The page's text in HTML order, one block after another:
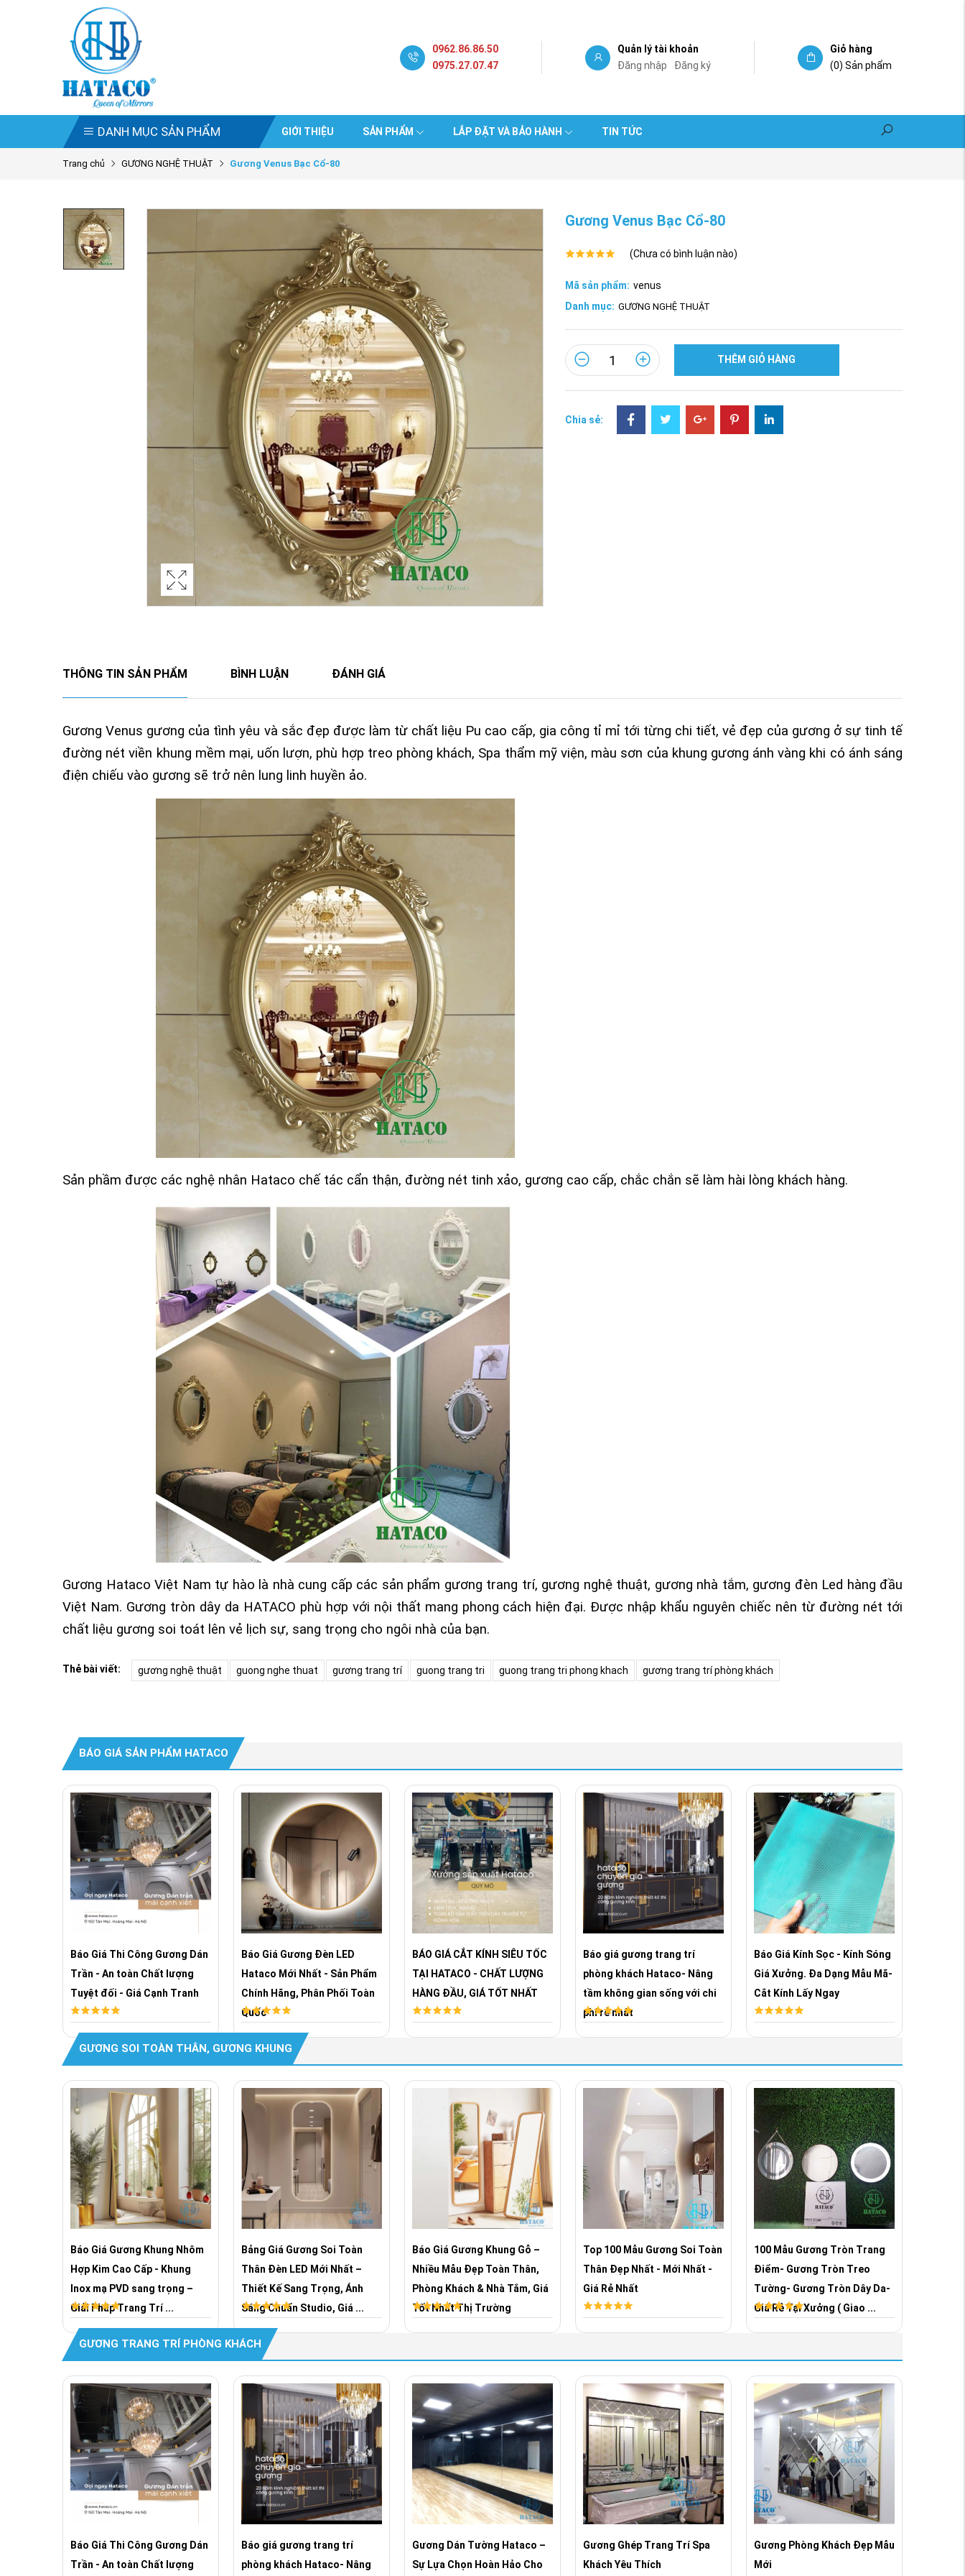
0962.86.86.50
0975.27.07.47
Quản lý tài khoản
Đăng nhập
Đăng ký
Giỏ hàng
(0) Sản phẩm
DANH MỤC SẢN PHẨM GIỚI THIỆU SẢN PHẨM LẮP ĐẶT VÀ BẢO HÀNH TIN TỨC
Trang chủ GƯƠNG NGHỆ THUẬT Gương Venus Bạc Cổ-80
Gương Venus Bạc Cổ-80
(Chưa có bình luận nào)
Mã sản phẩm: venus
Danh mục: GƯƠNG NGHỆ THUẬT
THÊM GIỎ HÀNG
Chia sẻ:
THÔNG TIN SẢN PHẨM BÌNH LUẬN ĐÁNH GIÁ
Gương Venus gương của tình yêu và sắc đẹp được làm từ chất liệu Pu cao cấp, gia công tỉ mỉ tới từng chi tiết, vẻ đẹp của gương ở sự tinh tế
đường nét viền khung mềm mại, uốn lượn, phù hợp treo phòng khách, Spa thẩm mỹ viện, màu sơn của khung gương ánh vàng khi có ánh sáng
điện chiếu vào gương sẽ trở nên lung linh huyền ảo.
Sản phầm được các nghệ nhân Hataco chế tác cẩn thận, đường nét tinh xảo, gương cao cấp, chắc chắn sẽ làm hài lòng khách hàng.
Gương Hataco Việt Nam tự hào là nhà cung cấp các sản phẩm gương trang trí, gương nghệ thuật, gương nhà tắm, gương đèn Led hàng đầu
Việt Nam. Gương tròn dây da HATACO phù hợp với nội thất mang phong cách hiện đại. Được nhập khẩu nguyên chiếc nên từ đường nét tới
chất liệu gương soi toát lên vẻ lịch sự, sang trọng cho ngôi nhà của bạn.
Thẻ bài viết: gương nghệ thuật guong nghe thuat gương trang trí guong trang tri guong trang tri phong khach gương trang trí phòng khách
BÁO GIÁ SẢN PHẨM HATACO
Báo Giá Thi Công Gương Dán
Trần - An toàn Chất lượng
Tuyệt đối - Giá Cạnh Tranh
Báo Giá Gương Đèn LED
Hataco Mới Nhất - Sản Phẩm
Chính Hãng, Phân Phối Toàn
Quốc
BÁO GIÁ CẮT KÍNH SIÊU TỐC
TẠI HATACO - CHẤT LƯỢNG
HÀNG ĐẦU, GIÁ TỐT NHẤT
Báo giá gương trang trí
phòng khách Hataco- Nâng
tầm không gian sống với chi
phí rẻ nhất
Báo Giá Kính Sọc - Kính Sóng
Giá Xưởng. Đa Dạng Mẫu Mã-
Cắt Kính Lấy Ngay
GƯƠNG SOI TOÀN THÂN, GƯƠNG KHUNG
Báo Giá Gương Khung Nhôm
Hợp Kim Cao Cấp - Khung
Inox mạ PVD sang trọng –
Giải Pháp Trang Trí ...
Bảng Giá Gương Soi Toàn
Thân Đèn LED Mới Nhất –
Thiết Kế Sang Trọng, Ánh
Sáng Chuẩn Studio, Giá ...
Báo Giá Gương Khung Gỗ –
Nhiều Mẫu Đẹp Toàn Thân,
Phòng Khách & Nhà Tắm, Giá
Tốt Nhất Thị Trường
Top 100 Mẫu Gương Soi Toàn
Thân Đẹp Nhất - Mới Nhất -
Giá Rẻ Nhất
100 Mẫu Gương Tròn Trang
Điểm- Gương Tròn Treo
Tường- Gương Tròn Dây Da-
Giá Rẻ Tại Xưởng ( Giao ...
GƯƠNG TRANG TRÍ PHÒNG KHÁCH
Báo Giá Thi Công Gương Dán
Trần - An toàn Chất lượng
Báo giá gương trang trí
phòng khách Hataco- Nâng
Gương Dán Tường Hataco –
Sự Lựa Chọn Hoàn Hảo Cho
Gương Ghép Trang Trí Spa
Khách Yêu Thích
Gương Phòng Khách Đẹp Mẫu
Mới